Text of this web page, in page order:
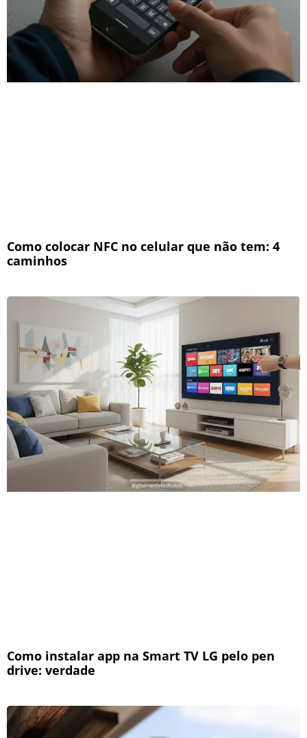
Como colocar NFC no celular que não tem: 4
caminhos
Como instalar app na Smart TV LG pelo pen
drive: verdade